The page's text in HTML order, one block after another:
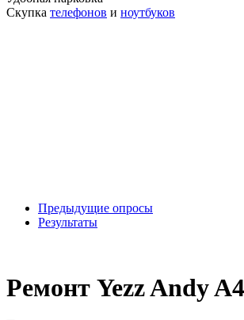
Скупка телефонов и ноутбуков
Предыдущие опросы
Результаты
Ремонт Yezz Andy